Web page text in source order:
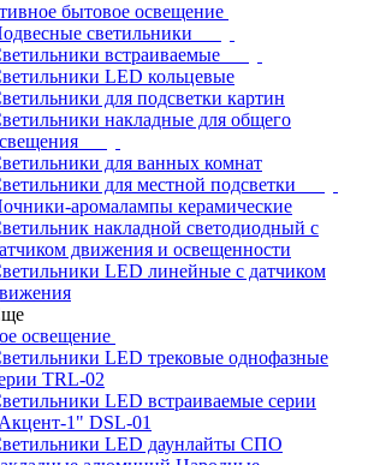
бытовое освещение
светильники
встраиваемые
LED кольцевые
для подсветки картин
накладные для общего
для ванных комнат
для местной подсветки
аромалампы керамические
накладной светодиодный с
движения и освещенности
LED линейные с датчиком
освещение
LED трековые однофазные
TRL-02
LED встраиваемые серии
1" DSL-01
LED даунлайты СПО